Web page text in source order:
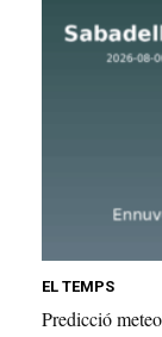
EL TEMPS
Predicció